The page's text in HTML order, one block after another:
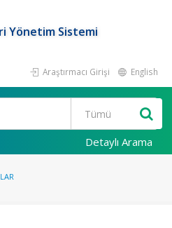
Yönetim Sistemi
Araştırmacı Girişi English
Detaylı Arama